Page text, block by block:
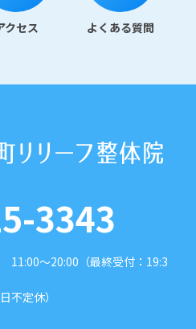
クセス よくある質問
3343
11:00〜20:00（最終受付：19:3
不定休）